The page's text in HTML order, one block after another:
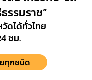
รรมราช”
ดได้ทั่วไทย
ชม.
ทุกชนิด